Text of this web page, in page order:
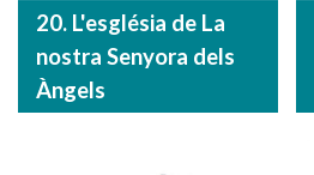
20. L'església de La
nostra Senyora dels
Àngels